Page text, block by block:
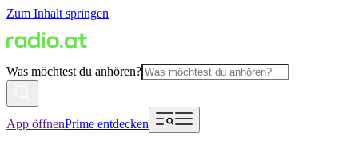
Zum Inhalt springen
Was möchtest du anhören?
App öffnenPrime entdecken